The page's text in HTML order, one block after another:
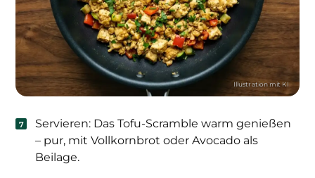
Servieren: Das Tofu-Scramble warm genießen
– pur, mit Vollkornbrot oder Avocado als
Beilage.